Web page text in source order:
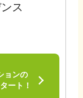
ス
ョンの
ート！